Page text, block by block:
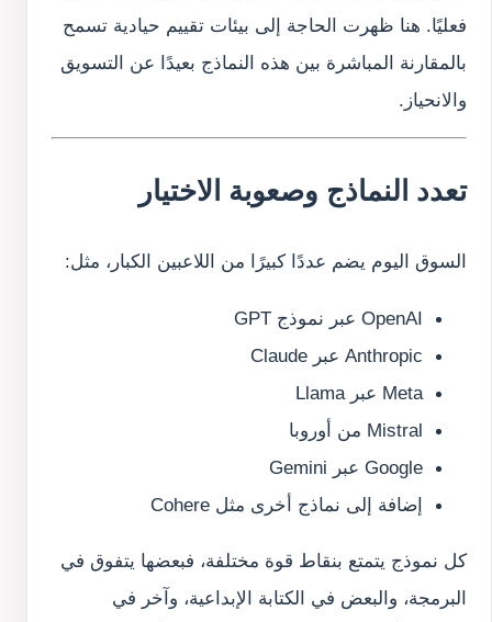
فعليًا. هنا ظهرت الحاجة إلى بيئات تقييم حيادية تسمح
بالمقارنة المباشرة بين هذه النماذج بعيدًا عن التسويق
والانحياز.
تعدد النماذج وصعوبة الاختيار
السوق اليوم يضم عددًا كبيرًا من اللاعبين الكبار، مثل:
OpenAI عبر نموذج GPT
Anthropic عبر Claude
Meta عبر Llama
Mistral من أوروبا
Google عبر Gemini
إضافة إلى نماذج أخرى مثل Cohere
كل نموذج يتمتع بنقاط قوة مختلفة، فبعضها يتفوق في
البرمجة، والبعض في الكتابة الإبداعية، وآخر في